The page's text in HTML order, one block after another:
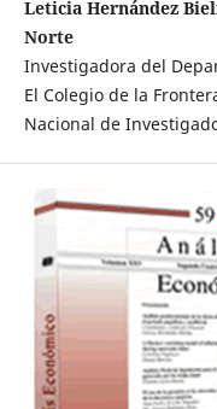
Leticia Hernández
Norte
Investigadora del
El Colegio de la
Nacional de